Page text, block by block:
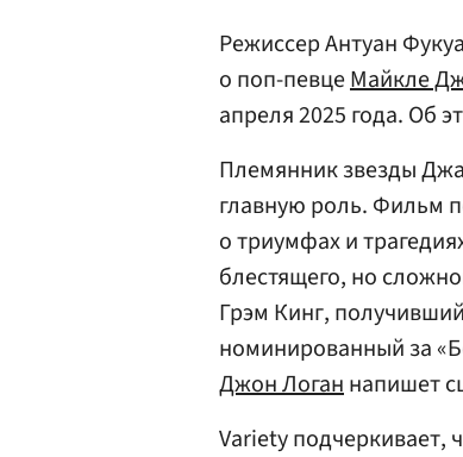
Режиссер Антуан
о поп-певцеМайкле
апреля 2025 года. Об
Племянник звезды
главную роль. Фильм
о триумфах и
блестящего, но
Грэм Кинг,
номинированный за
Джон Логаннапишет
Variety подчеркивает,